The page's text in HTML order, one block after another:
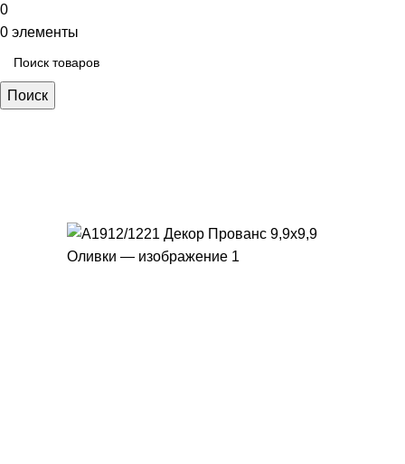
0
0 элементы
Поиск